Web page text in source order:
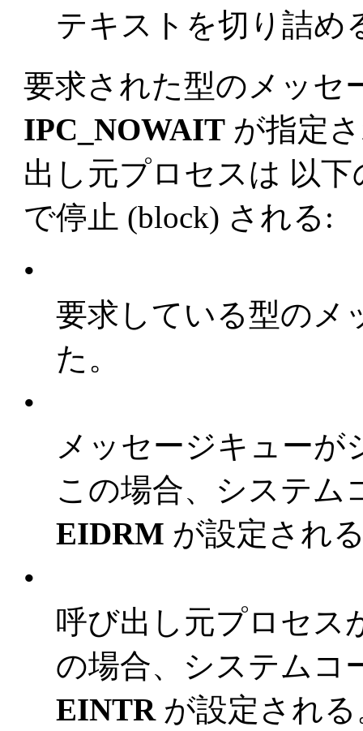
テキストを切り詰め
要求された型のメッセ
IPC_NOWAIT が指定
出し元プロセスは 以
で停止 (block) される:
•
要求している型のメ
た。
•
メッセージキューが
この場合、システ
EIDRM が設定され
•
呼び出し元プロセス
の場合、システムコ
EINTRが設定される